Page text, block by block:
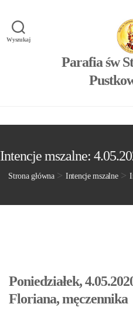
Wyszukaj
Parafia św
Intencje mszalne:
Strona główna> Intencje mszalne>
Poniedziałek,
Floriana, męczennika